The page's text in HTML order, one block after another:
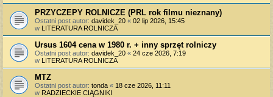
PRZYCZEPY ROLNICZE (PRL rok filmu nieznany)
Ostatni post autor: davidek_20 « 02 lip 2026, 15:45
w LITERATURA ROLNICZA
Ursus 1604 cena w 1980 r. + inny sprzęt rolniczy
Ostatni post autor: davidek_20 « 24 cze 2026, 7:19
w LITERATURA ROLNICZA
MTZ
Ostatni post autor: tonda « 18 cze 2026, 11:11
w RADZIECKIE CIĄGNIKI